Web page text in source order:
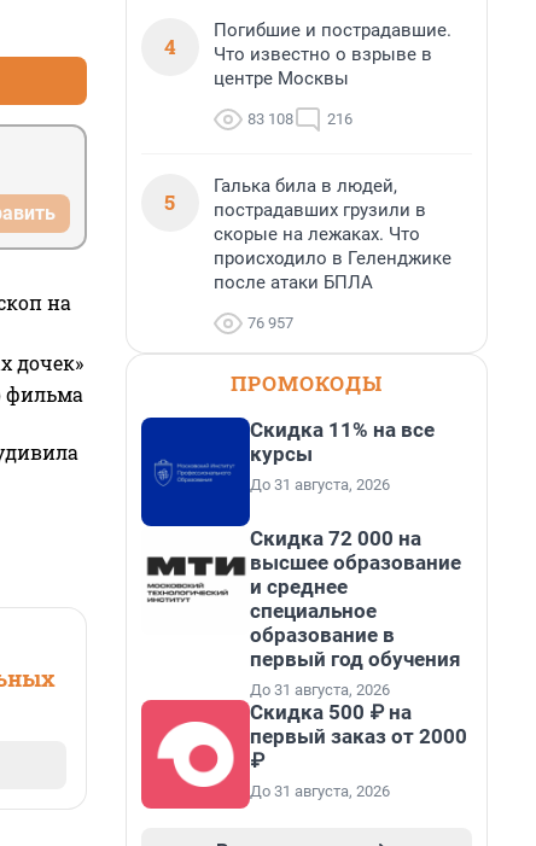
на
дочек»
фильма
4
Погибшие и пострадавшие.
Что известно о взрыве в
центре Москвы
83 108 216
5
Галька била в людей,
пострадавших грузили в
скорые на лежаках. Что
происходило в Геленджике
после атаки БПЛА
76 957
ПРОМОКОДЫ
Скидка 11% на все
курсы
До 31 августа, 2026
Скидка 72 000 на
высшее образование
и среднее
специальное
образование в
первый год обучения
До 31 августа, 2026
Скидка 500 ₽ на
первый заказ от 2000
₽
До 31 августа, 2026